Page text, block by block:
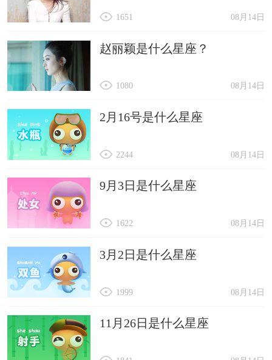
08月14日
1651
赵丽颖是什么星座？
08月14日
1080
2月16号是什么星座
08月14日
2244
9月3日是什么星座
08月14日
1622
3月2日是什么星座
08月14日
1999
11月26日是什么星座